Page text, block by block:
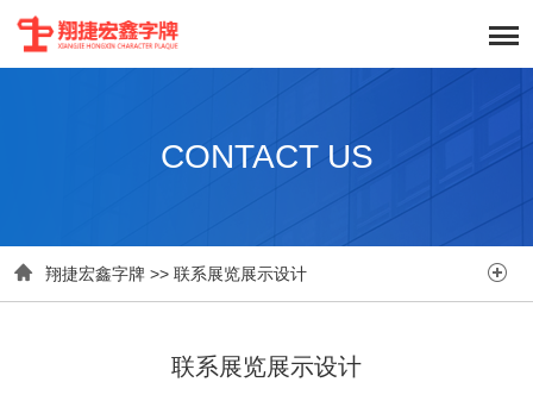
CONTACT US
 翔捷宏鑫字牌 >> 联系展览展示设计 
联系展览展示设计